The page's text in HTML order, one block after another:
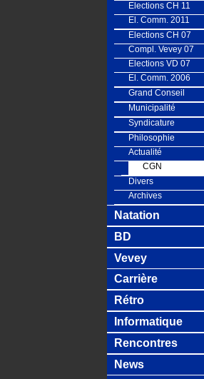
Elections CH 11
El. Comm. 2011
Elections CH 07
Compl. Vevey 07
Elections VD 07
El. Comm. 2006
Grand Conseil
Municipalité
Syndicature
Philosophie
Actualité
CGN
Divers
Archives
Natation
BD
Vevey
Carrière
Rétro
Informatique
Rencontres
News